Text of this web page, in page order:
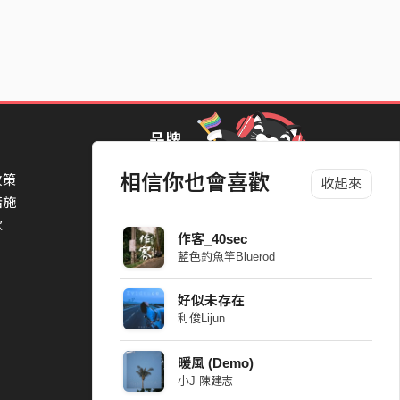
相信你也會喜歡 收起來
作客_40sec
藍色釣魚竿Bluerod
好似未存在
利俊Lijun
暖風 (Demo)
小J 陳建志
策
施
品牌
StreetVoice Awards 街聲音樂獎
Blow 吹音樂
Packer 派歌
SimpleLife 簡單生活節
ParkPark Carnival
一起比 YEAH 吧